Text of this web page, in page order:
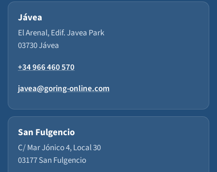
Jávea
El Arenal, Edif. Javea Park
03730 Jávea
+34 966 460 570
javea@goring-online.com
San Fulgencio
C/ Mar Jónico 4, Local 30
03177 San Fulgencio